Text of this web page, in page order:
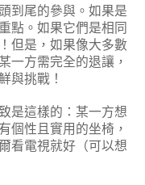
到尾的參與。如果是
點。如果它們是相同
但是，如果像大多數
一方需完全的退讓，
與挑戰！
是這樣的：某一方想
個性且實用的坐椅，
看電視就好（可以想